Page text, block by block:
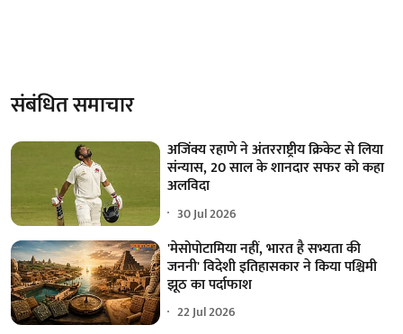
संबंधित समाचार
अजिंक्य रहाणे ने अंतरराष्ट्रीय क्रिकेट से लिया
संन्यास, 20 साल के शानदार सफर को कहा
अलविदा
30 Jul 2026
'मेसोपोटामिया नहीं, भारत है सभ्यता की
जननी' विदेशी इतिहासकार ने किया पश्चिमी
झूठ का पर्दाफाश
22 Jul 2026